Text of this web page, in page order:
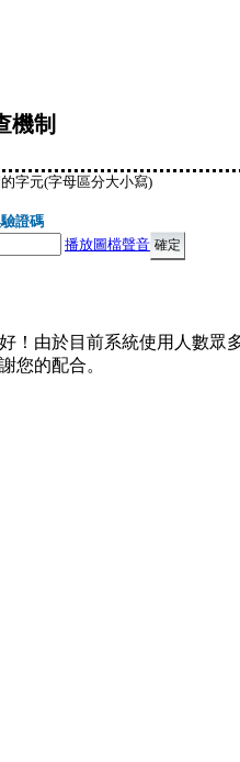
機制
字元(字母區分大小寫)
證碼
播放圖檔聲音
！由於目前系統使用人數眾
您的配合。